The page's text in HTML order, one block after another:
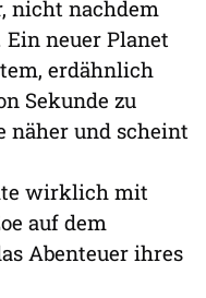
nicht nachdem
neuer Planet
erdähnlich
Sekunde zu
näher und scheint
wirklich mit
auf dem
Abenteuer ihres